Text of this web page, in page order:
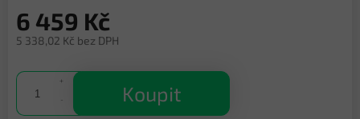
z
5
6 459 Kč
5 338,02 Kč bez DPH
cena:
Koupit